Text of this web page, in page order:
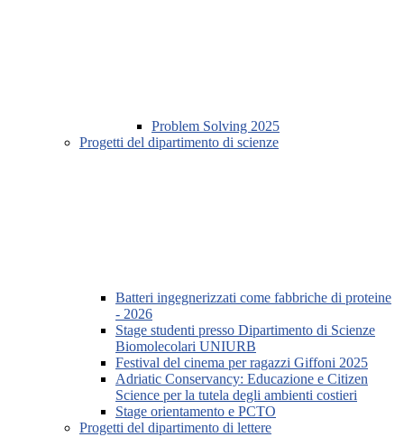
Problem Solving 2025
Progetti del dipartimento di scienze
Batteri ingegnerizzati come fabbriche di proteine
- 2026
Stage studenti presso Dipartimento di Scienze
Biomolecolari UNIURB
Festival del cinema per ragazzi Giffoni 2025
Adriatic Conservancy: Educazione e Citizen
Science per la tutela degli ambienti costieri
Stage orientamento e PCTO
Progetti del dipartimento di lettere